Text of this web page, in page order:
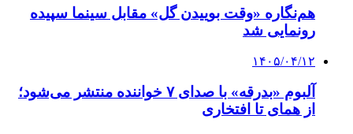
هم‌نگاره «وقت بوییدن گل» مقابل سینما سپیده
رونمایی شد
۱۴۰۵/۰۴/۱۲
آلبوم «بدرقه» با صدای ۷ خواننده منتشر می‌شود؛
از همای تا افتخاری